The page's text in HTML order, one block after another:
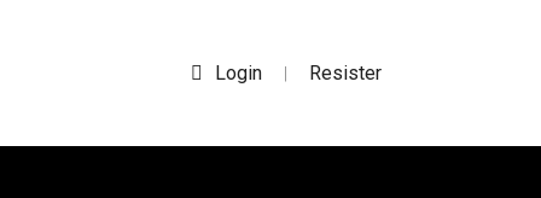
Login | Resister